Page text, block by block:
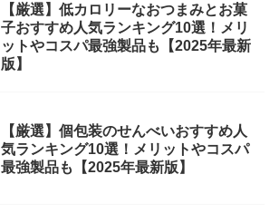
【厳選】低カロリーなおつまみとお菓
子おすすめ人気ランキング10選！メリ
ットやコスパ最強製品も【2025年最新
版】
【厳選】個包装のせんべいおすすめ人
気ランキング10選！メリットやコスパ
最強製品も【2025年最新版】